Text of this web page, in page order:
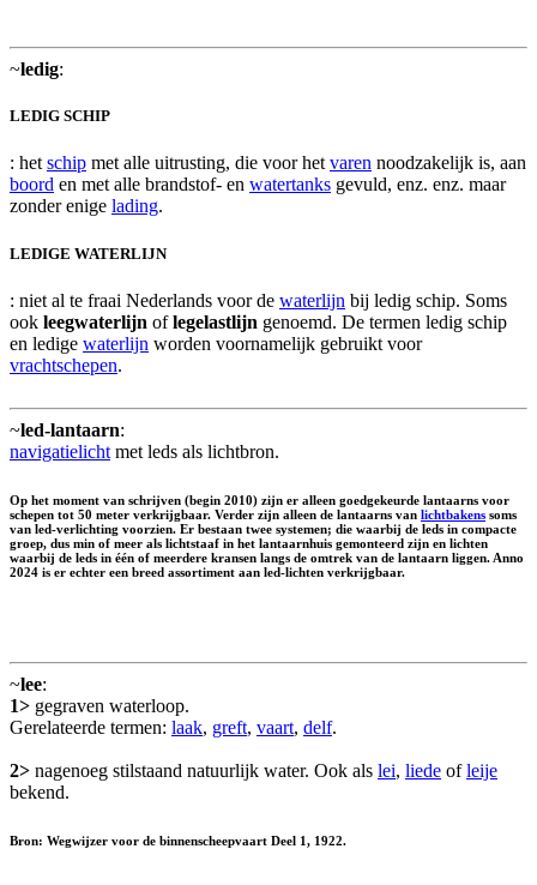
~ledig:
LEDIG SCHIP
: het schip met alle uitrusting, die voor het varen noodzakelijk is, aan
boord en met alle brandstof- en watertanks gevuld, enz. enz. maar
zonder enige lading.
LEDIGE WATERLIJN
: niet al te fraai Nederlands voor de waterlijn bij ledig schip. Soms
ook leegwaterlijn oflegelastlijn genoemd. De termen ledig schip
en ledige waterlijn worden voornamelijk gebruikt voor
vrachtschepen.
~led-lantaarn:
navigatielicht met leds als lichtbron.
Op het moment van schrijven (begin 2010) zijn er alleen goedgekeurde lantaarns voor
schepen tot 50 meter verkrijgbaar. Verder zijn alleen de lantaarns van lichtbakens soms
van led-verlichting voorzien. Er bestaan twee systemen; die waarbij de leds in compacte
groep, dus min of meer als lichtstaaf in het lantaarnhuis gemonteerd zijn en lichten
waarbij de leds in één of meerdere kransen langs de omtrek van de lantaarn liggen. Anno
2024 is er echter een breed assortiment aan led-lichten verkrijgbaar.
~lee:
1> gegraven waterloop.
Gerelateerde termen: laak, greft, vaart, delf.
2> nagenoeg stilstaand natuurlijk water. Ook als lei, liede ofleije
bekend.
Bron: Wegwijzer voor de binnenscheepvaart Deel 1, 1922.